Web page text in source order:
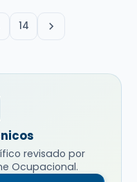
14
revisado por
Ocupacional.